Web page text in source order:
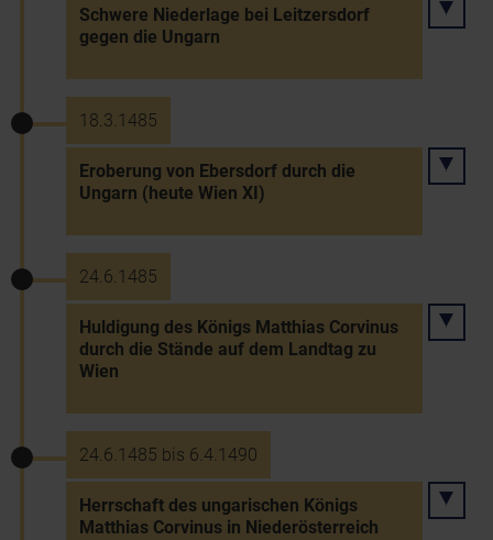
Schwere Niederlage bei Leitzersdorf
gegen die Ungarn
18.3.1485
Eroberung von Ebersdorf durch die
Ungarn (heute Wien XI)
24.6.1485
Huldigung des Königs Matthias Corvinus
durch die Stände auf dem Landtag zu
Wien
24.6.1485 bis 6.4.1490
Herrschaft des ungarischen Königs
Matthias Corvinus in Niederösterreich